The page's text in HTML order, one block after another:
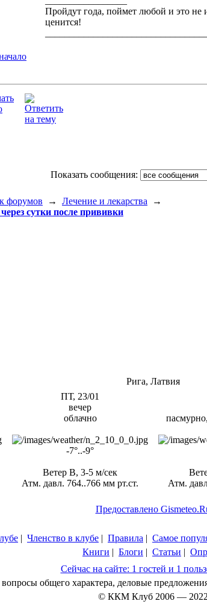
Пройдут года, поймет любой и это не
ценится!
Показать сообщения:
форумов → Лечение и лекарства →
сутки после прививки
Рига, Латвия
ПТ, 23/01
вечер
облачно
-7°..-9°
Ветер В, 3-5 м/сек
Атм. давл. 764..766 мм рт.ст.
Атм.
Предоставлено
| Членство в клубе | Правила | Самое
Книги | Блоги | Статьи |
Сейчас на сайте: 1 гостей и 1
вопросы общего характера, деловые
© ККМ Клуб 2006 — 2022